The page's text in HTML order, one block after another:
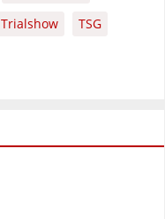
Trialshow
TSG